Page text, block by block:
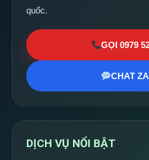
quốc.
GỌI 0979
CHAT
DỊCH VỤ NỔI BẬT